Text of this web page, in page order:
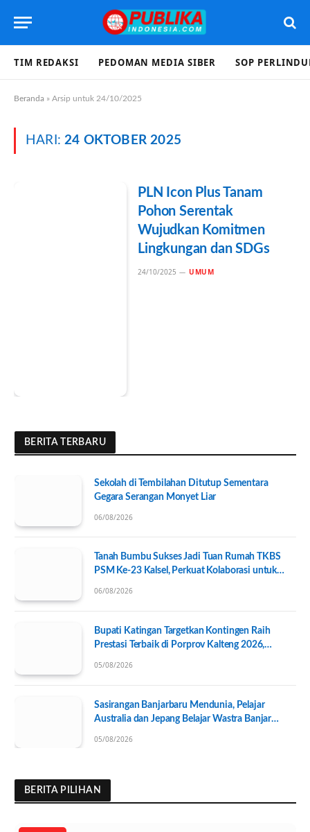
TIM REDAKSI PEDOMAN MEDIA SIBER SOP
Beranda » Arsip untuk 24/10/2025
HARI:24 OKTOBER 2025
PLN Icon Plus Tanam
Pohon Serentak
Wujudkan Komitmen
Lingkungan dan SDGs
24/10/2025 UMUM
BERITA TERBARU
Sekolah di Tembilahan Ditutup Sementara
Gegara Serangan Monyet Liar
06/08/2026
Tanah Bumbu Sukses Jadi Tuan Rumah TKBS
PSM Ke-23 Kalsel, Perkuat Kolaborasi untuk
06/08/2026
Bupati Katingan Targetkan Kontingen Raih
Prestasi Terbaik di Porprov Kalteng 2026,
05/08/2026
Sasirangan Banjarbaru Mendunia, Pelajar
Australia dan Jepang Belajar Wastra Banjar
05/08/2026
BERITA PILIHAN